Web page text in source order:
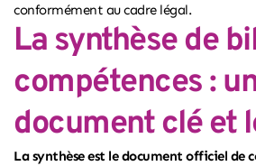
conformément au cadre légal.
La synthèse de
compétences :
document clé et
La synthèse est le document officiel de